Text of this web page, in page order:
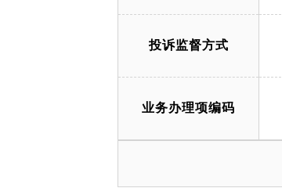
投诉监督方式
业务办理项编码